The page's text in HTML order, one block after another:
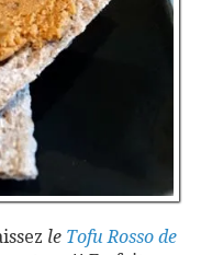
le Tofu Rosso de